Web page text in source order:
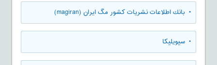
• بانك اطلاعات نشريات كشور مگ ايران (magiran)
• سیویلیکا